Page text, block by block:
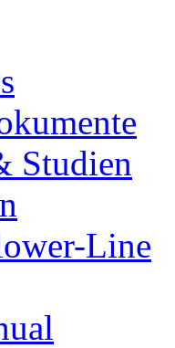
Studien
Line